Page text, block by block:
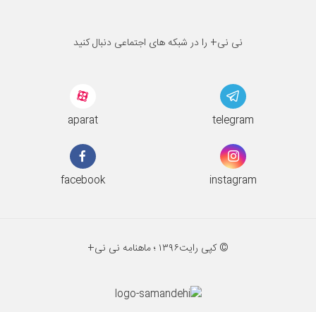
نی نی+ را در شبکه های اجتماعی دنبال کنید
aparat telegram
facebook instagram
© کپی رایت۱۳۹۶ ؛ ماهنامه نی نی+